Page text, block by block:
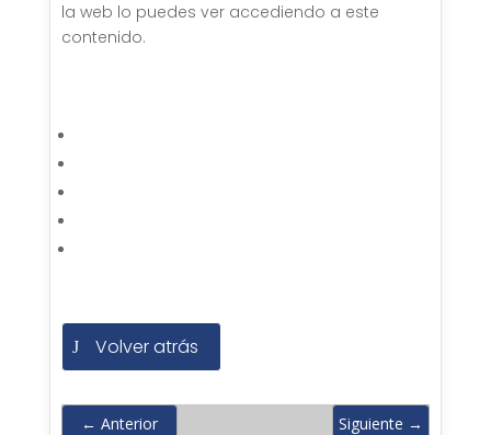
la web lo puedes ver accediendo a este
contenido.
Volver atrás
← Anterior Siguiente →